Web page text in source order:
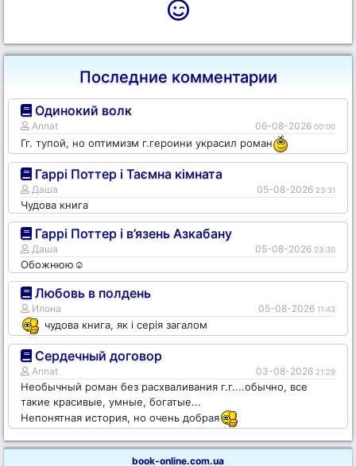
Последние комментарии
Одинокий волк
Annat 06-08-2026 00:00
Гг. тупой, но оптимизм г.героини украсил роман
Гаррі Поттер і Таємна кімната
Даша 05-08-2026 23:31
Чудова книга
Гаррі Поттер і в’язень Азкабану
Даша 05-08-2026 23:30
Обожнюю☺️
Любовь в полдень
Илона 05-08-2026 11:43
чудова книга, як і серія загалом
Сердечный договор
Annat 03-08-2026 21:29
Необычный роман без расхваливания г.г....обычно, все
такие красивые, умные, богатые...
Непонятная история, но очень добрая
book-online.com.ua